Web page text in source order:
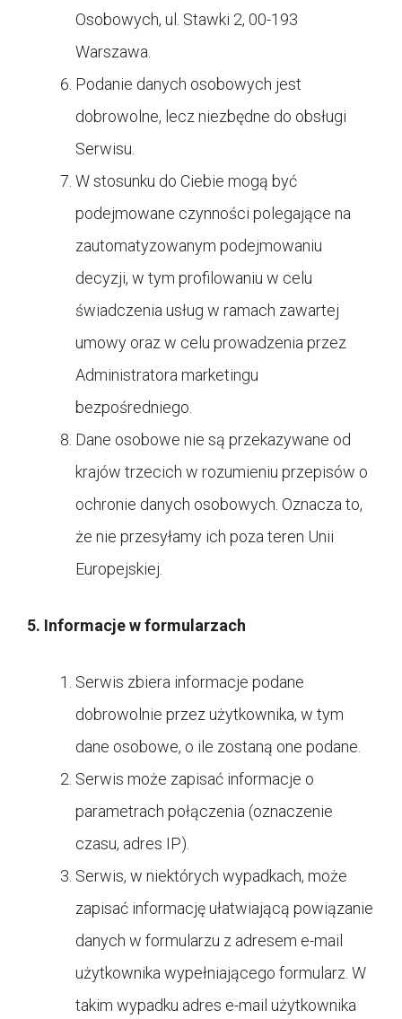
Osobowych, ul. Stawki 2, 00-193
Warszawa.
Podanie danych osobowych jest
dobrowolne, lecz niezbędne do obsługi
Serwisu.
W stosunku do Ciebie mogą być
podejmowane czynności polegające na
zautomatyzowanym podejmowaniu
decyzji, w tym profilowaniu w celu
świadczenia usług w ramach zawartej
umowy oraz w celu prowadzenia przez
Administratora marketingu
bezpośredniego.
Dane osobowe nie są przekazywane od
krajów trzecich w rozumieniu przepisów o
ochronie danych osobowych. Oznacza to,
że nie przesyłamy ich poza teren Unii
Europejskiej.
5. Informacje w formularzach
Serwis zbiera informacje podane
dobrowolnie przez użytkownika, w tym
dane osobowe, o ile zostaną one podane.
Serwis może zapisać informacje o
parametrach połączenia (oznaczenie
czasu, adres IP).
Serwis, w niektórych wypadkach, może
zapisać informację ułatwiającą powiązanie
danych w formularzu z adresem e-mail
użytkownika wypełniającego formularz. W
takim wypadku adres e-mail użytkownika